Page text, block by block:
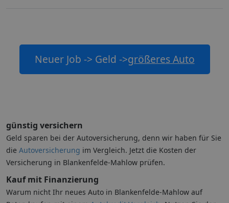
Neuer Job -> Geld ->größeres Auto
günstig versichern
Geld sparen bei der Autoversicherung, denn wir haben für Sie
die Autoversicherung im Vergleich. Jetzt die Kosten der
Versicherung in Blankenfelde-Mahlow prüfen.
Kauf mit Finanzierung
Warum nicht Ihr neues Auto in Blankenfelde-Mahlow auf